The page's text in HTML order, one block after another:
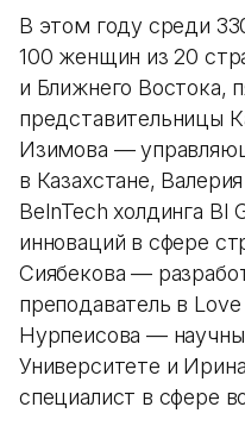
В этом году среди
100 женщин из 20
и Ближнего Востока,
представительницы
Изимова —
в Казахстане,
BeInTech холдинга
инноваций в сфере
Сиябекова —
преподаватель в
Нурпеисова —
Университете и
специалист в сфере